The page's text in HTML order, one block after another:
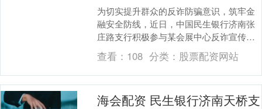
为切实提升群众的反诈防骗意识，筑牢金
融安全防线，近日，中国民生银行济南张
庄路支行积极参与某会展中心反诈宣传活
动，该支行以多形式、接地气的宣传方
式，为过往群众送上....
查看： 108 分类： 股票配资网站
海会配资 民生银行济南天桥支